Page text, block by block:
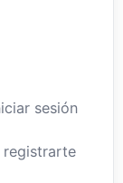
sesión
registrarte